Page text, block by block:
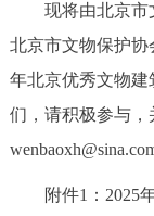
现将由北京市文
北京市文物保护协
年北京优秀文物
们，请积极参与，
附件1： 2025